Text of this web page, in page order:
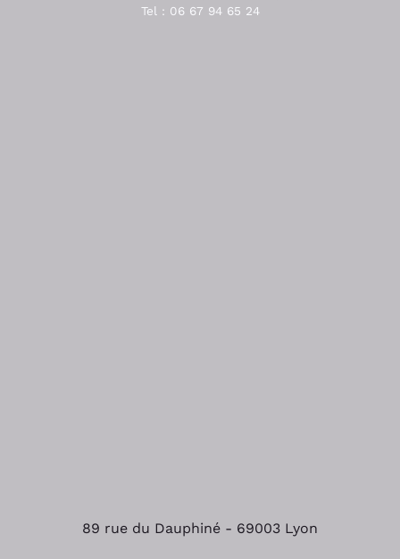
Tel : 06 67 94 65 24
89 rue du Dauphiné - 69003 Lyon